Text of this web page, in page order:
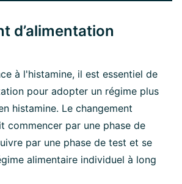
d’alimentation
à l'histamine, il est essentiel de
pour adopter un régime plus
histamine. Le changement
commencer par une phase de
par une phase de test et se
alimentaire individuel à long